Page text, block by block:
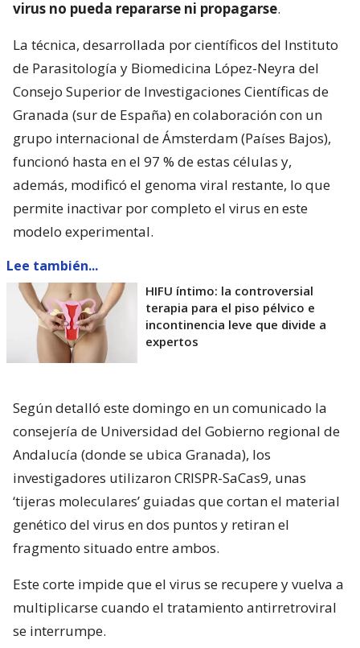
virus no pueda repararse ni propagarse.
La técnica, desarrollada por científicos del Instituto
de Parasitología y Biomedicina López-Neyra del
Consejo Superior de Investigaciones Científicas de
Granada (sur de España) en colaboración con un
grupo internacional de Ámsterdam (Países Bajos),
funcionó hasta en el 97 % de estas células y,
además, modificó el genoma viral restante, lo que
permite inactivar por completo el virus en este
modelo experimental.
Lee también...
HIFU íntimo: la controversial
terapia para el piso pélvico e
incontinencia leve que divide a
expertos
Según detalló este domingo en un comunicado la
consejería de Universidad del Gobierno regional de
Andalucía (donde se ubica Granada), los
investigadores utilizaron CRISPR-SaCas9, unas
‘tijeras moleculares’ guiadas que cortan el material
genético del virus en dos puntos y retiran el
fragmento situado entre ambos.
Este corte impide que el virus se recupere y vuelva a
multiplicarse cuando el tratamiento antirretroviral
se interrumpe.